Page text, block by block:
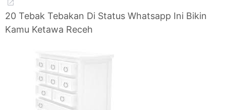
20 Tebak Tebakan Di Status Whatsapp Ini Bikin
Kamu Ketawa Receh